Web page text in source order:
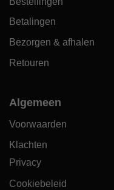
Betalingen
Bezorgen & afhalen
Retouren
Algemeen
Voorwaarden
Klachten
Privacy
Cookiebeleid